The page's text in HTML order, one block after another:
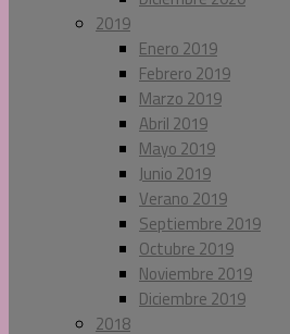
2019
Enero 2019
Febrero 2019
Marzo 2019
Abril 2019
Mayo 2019
Junio 2019
Verano 2019
Septiembre 2019
Octubre 2019
Noviembre 2019
Diciembre 2019
2018